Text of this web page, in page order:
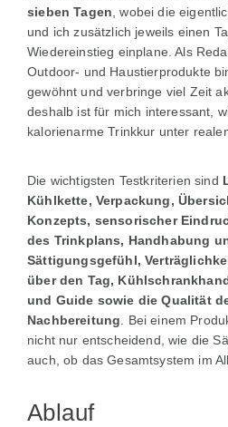
sieben Tagen , wobei die
und ich zusätzlich jeweils einen
Wiedereinstieg einplane. Als
Outdoor- und Haustierprodukte
gewöhnt und verbringe viel Zeit
deshalb ist für mich interessant,
kalorienarme Trinkkur unter
Die wichtigsten Testkriterien sind
Kühlkette, Verpackung,
Konzepts, sensorischer
des Trinkplans, Handhabung
Sättigungsgefühl,
über den Tag,
und Guide sowie die Qualität
Nachbereitung . Bei einem
nicht nur entscheidend, wie die
auch, ob das Gesamtsystem im
Ablauf